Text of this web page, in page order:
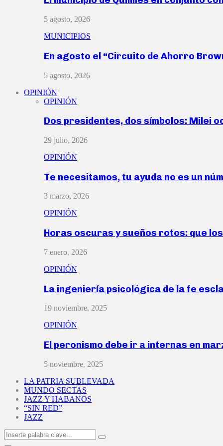
5 agosto, 2026
MUNICIPIOS
En agosto el “Circuito de Ahorro
5 agosto, 2026
OPINIÓN
OPINIÓN
Dos presidentes, dos símbolos: Milei
29 julio, 2026
OPINIÓN
Te necesitamos, tu ayuda no es un
3 marzo, 2026
OPINIÓN
Horas oscuras y sueños rotos: que
7 enero, 2026
OPINIÓN
La ingeniería psicológica de la fe
19 noviembre, 2025
OPINIÓN
El peronismo debe ir a internas en
5 noviembre, 2025
LA PATRIA SUBLEVADA
MUNDO SECTAS
JAZZ Y HABANOS
“SIN RED”
JAZZ
Search
for:
Search